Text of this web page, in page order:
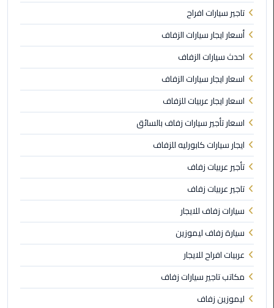
ليموزين
مطار
العلمين
ليموزين
توصيل
المطار
ليموزين
مطار
مرسي
مطروح
ليموزين
مطار
اكتوبر
ليموزين
مطار
الغردقة
تاجير سيارات افراح
أسعار ايجار سيارات الزفاف
احدث سيارات الزفاف
اسعار ايجار سيارات الزفاف
اسعار ايجار عربيات للزفاف
اسعار تأجير سيارات زفاف بالسائق
ايجار سيارات كابورليه للزفاف
تأجير عربيات زفاف
تاجير عربيات زفاف
سيارات زفاف للايجار
سيارة زفاف ليموزين
عربيات افراح للايجار
مكاتب تاجير سيارات زفاف
ليموزين زفاف